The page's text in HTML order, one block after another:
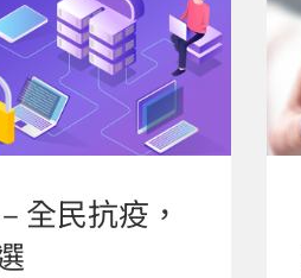
全民抗疫，